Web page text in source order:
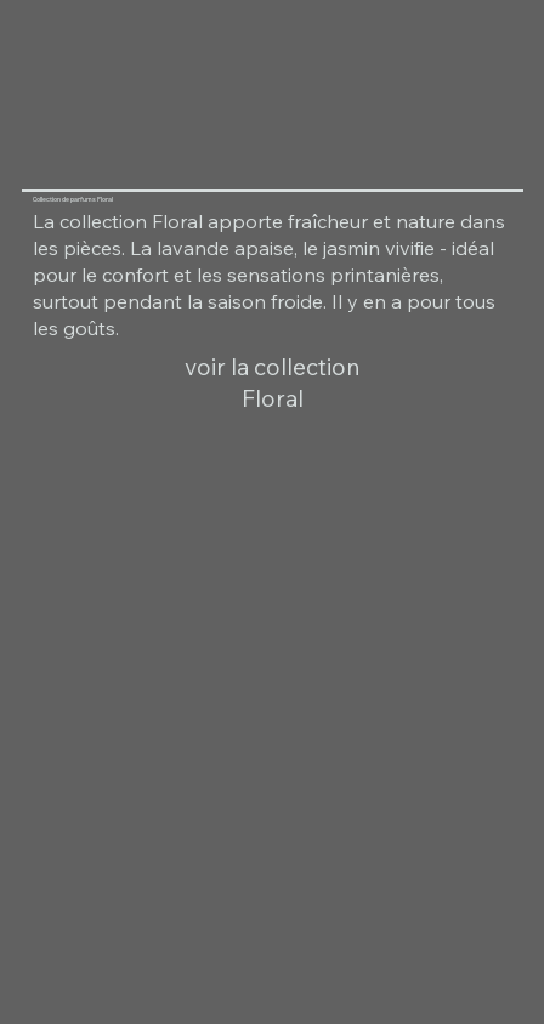
Collection de parfums Floral
La collection Floral apporte fraîcheur et nature dans
les pièces. La lavande apaise, le jasmin vivifie - idéal
pour le confort et les sensations printanières,
surtout pendant la saison froide. Il y en a pour tous
les goûts.
voir la collection
Floral